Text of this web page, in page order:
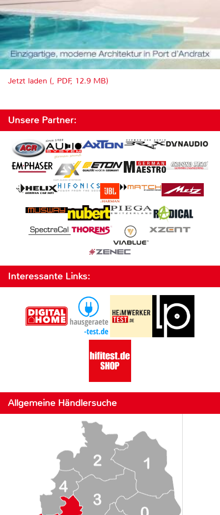
Jetzt laden (, PDF, 12.9 MB)
Unsere Partner:
Interessante Links:
Allgemeine Händlersuche